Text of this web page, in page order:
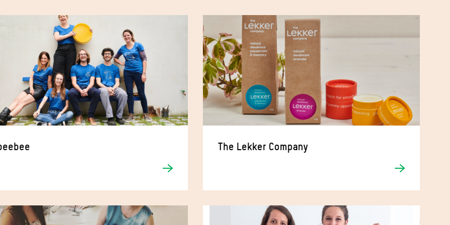
The Lekker Company